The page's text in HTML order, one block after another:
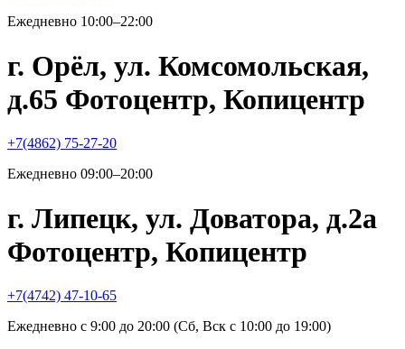
Ежедневно 10:00–22:00
г. Орёл, ул. Комсомольская,
д.65 Фотоцентр, Копицентр
+7(4862) 75-27-20
Ежедневно 09:00–20:00
г. Липецк, ул. Доватора, д.2а
Фотоцентр, Копицентр
+7(4742) 47-10-65
Ежедневно с 9:00 до 20:00 (Сб, Вск с 10:00 до 19:00)